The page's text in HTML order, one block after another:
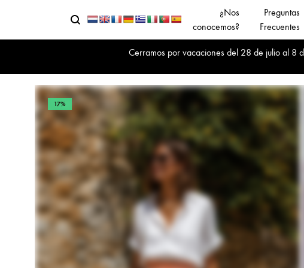
Cerramos por vacaciones del 28 de julio al 8
Menu Buscar
¿Nos
conocemos?
Preguntas
Frecuentes
17%